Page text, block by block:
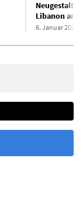
Libanon an
6. Januar 2025